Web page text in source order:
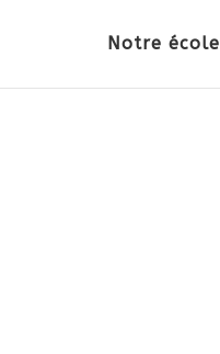
Notre école